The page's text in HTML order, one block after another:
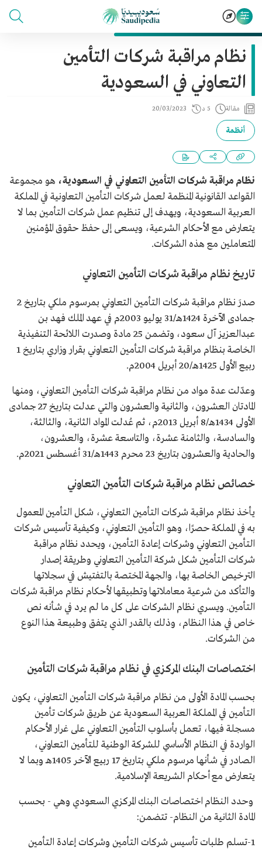
نظام مراقبة شركات التأمين
التعاوني في السعودية
مقالة 5 د 20/03/2023
أنظمة
نظام مراقبة شركات التأمين التعاوني في السعودية، هو مجموعة
القواعد القانونية المنظمة لعمل شركات التأمين التعاونية في المملكة
العربية السعودية، ويهدف إلى تنظيم عمل شركات التأمين بما لا
يتعارض مع الأحكام الشرعية، ويسعى إلى حفظ حقوق المؤمنين
المتعاملين مع هذه الشركات.
تاريخ نظام مراقبة شركات التأمين التعاوني
صدرَ نظام مراقبة شركات التأمين التعاوني بمرسوم ملكي بتاريخ 2
جمادى الآخرة 1424هـ/31 يوليو 2003م في عهد الملك فهد بن
عبدالعزيز آل سعود، وتضمن 25 مادة وصدرت اللائحة التنفيذية
الخاصة بنظام مراقبة شركات التأمين التعاوني بقرار وزاري بتاريخ 1
ربيع الأول 1425هـ/20 أبريل 2004م.
وعدّلت عدة مواد من نظام مراقبة شركات التأمين التعاوني، ومنها
المادتان العشرون، والثانية والعشرون والتي عدلت بتاريخ 27 جمادى
الأولى 1434هـ/8 أبريل 2013م، ثم عُدلت المواد الثانية، والثالثة،
والسادسة، والثامنة عشرة، والتاسعة عشرة، والعشرون،
والحادية والعشرون بتاريخ 23 محرم 1443هـ/31 أغسطس 2021م.
خصائص نظام مراقبة شركات التأمين التعاوني
يأخذ نظام مراقبة شركات التأمين التعاوني، شكل التأمين المعمول
به في المملكة حصرًا، وهو التأمين التعاوني، وكيفية تأسيس شركات
التأمين التعاوني وشركات إعادة التأمين، ويحدد نظام مراقبة
شركات التأمين شكل شركة التأمين التعاوني وطريقة إصدار
الترخيص الخاصة بها، والجهة المختصة بالتفتيش في سجلاتها
والتأكد من شرعية معاملاتها وتطبيقها لأحكام نظام مراقبة شركات
التأمين. ويسري نظام الشركات على كل ما لم يرد في شأنه نص
خاص في هذا النظام، وذلك بالقدر الذي يتفق وطبيعة هذا النوع
من الشركات.
اختصاصات البنك المركزي في نظام مراقبة شركات التأمين
بحسب المادة الأولى من نظام مراقبة شركات التأمين التعاوني، يكون
التأمين في المملكة العربية السعودية عن طريق شركات تأمين
مسجلة فيها، تعمل بأسلوب التأمين التعاوني على غرار الأحكام
الواردة في النظام الأساسي للشركة الوطنية للتأمين التعاوني،
الصادر في شأنها مرسوم ملكي بتاريخ 17 ربيع الآخر 1405هـ وبما لا
يتعارض مع أحكام الشريعة الإسلامية.
وحدد النظام اختصاصات البنك المركزي السعودي وهي - بحسب
المادة الثانية من النظام- تتضمن:
1-تسلم طلبات تأسيس شركات التأمين وشركات إعادة التأمين